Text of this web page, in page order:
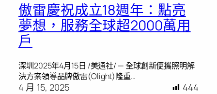
傲雷慶祝成立18週年：點亮
夢想，服務全球超2000萬用
戶
深圳2025年4月15日 /美通社/ — 全球創新便攜照明解
決方案領導品牌傲雷(Olight)隆重…
4 月 15, 2025 444